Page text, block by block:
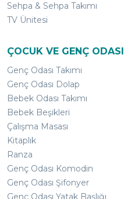
Sehpa & Sehpa Takımı
TV Ünitesi
ÇOCUK VE GENÇ ODASI
Genç Odası Takımı
Genç Odası Dolap
Bebek Odası Takımı
Bebek Beşikleri
Çalışma Masası
Kitaplık
Ranza
Genç Odası Komodin
Genç Odası Şifonyer
Genç Odası Yatak Başlığı